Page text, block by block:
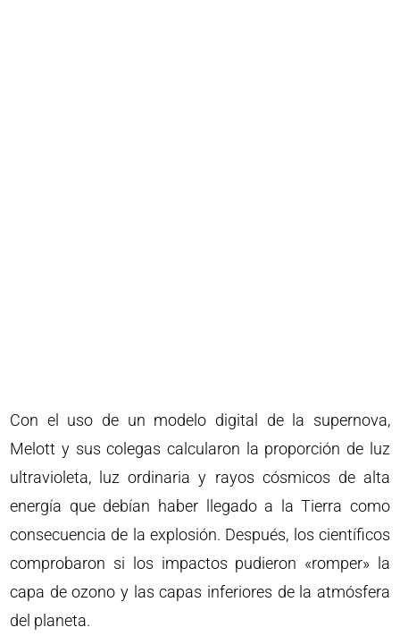
Con el uso de un modelo digital de la supernova,
Melott y sus colegas calcularon la proporción de luz
ultravioleta, luz ordinaria y rayos cósmicos de alta
energía que debían haber llegado a la Tierra como
consecuencia de la explosión. Después, los científicos
comprobaron si los impactos pudieron «romper» la
capa de ozono y las capas inferiores de la atmósfera
del planeta.